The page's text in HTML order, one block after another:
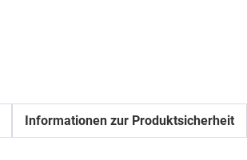
Informationen zur Produktsicherheit